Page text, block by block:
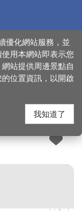
人氣：4813
優化網站服務，並
用本網站即表示您
站提供周邊景點自
位置資訊，以開啟
我知道了